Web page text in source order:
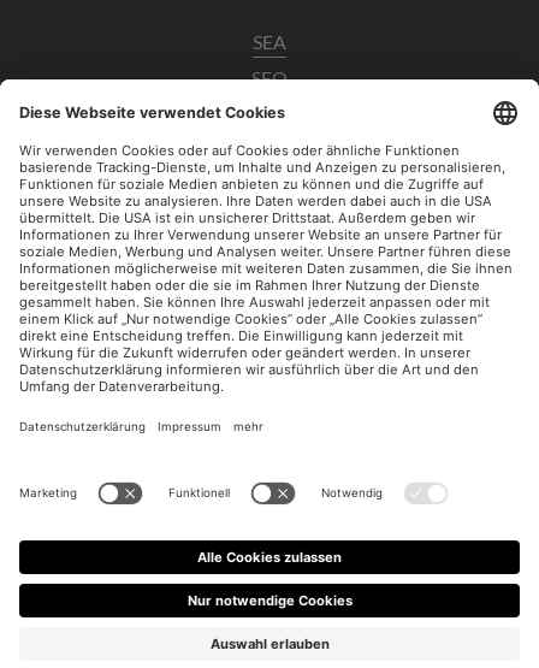
SEA
SEO
Data Analytics
UX / CRO
Paid Social
Impressum
Datenschutzerklärung